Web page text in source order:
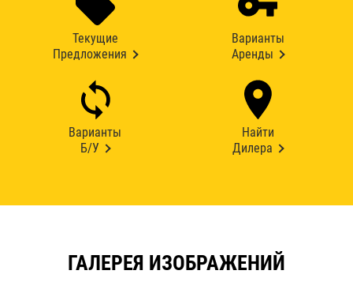
Текущие
Предложения
Варианты
Аренды
Варианты
Б/У
Найти
Дилера
ГАЛЕРЕЯ ИЗОБРАЖЕНИЙ